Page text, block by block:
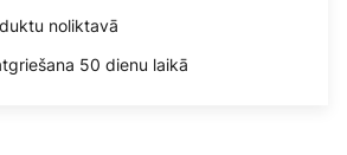
noliktavā
50 dienu laikā